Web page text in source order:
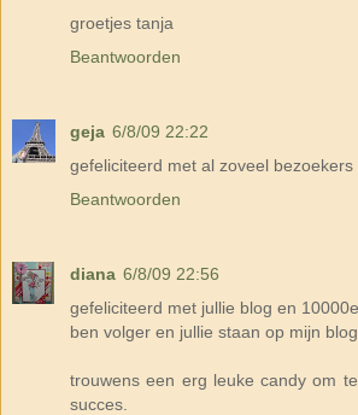
groetjes tanja
Beantwoorden
geja 6/8/09 22:22
gefeliciteerd met al zoveel
Beantwoorden
diana 6/8/09 22:56
gefeliciteerd met jullie blog en
ben volger en jullie staan op mijn
trouwens een erg leuke candy om
succes.